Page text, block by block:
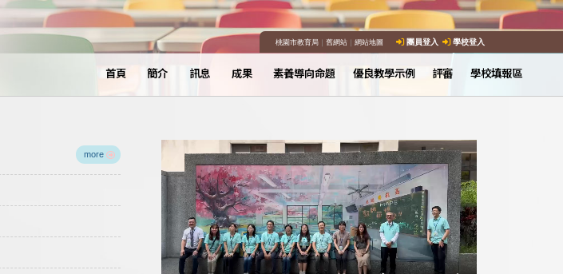
桃園市教育局｜ 舊網站｜ 網站地圖 團員登入 學校登入
首頁 簡介 訊息 成果 素養導向命題 優良教學示例 評審 學校填報區
more